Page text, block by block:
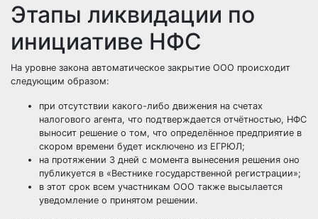
Этапы ликвидации по
инициативе НФС
На уровне закона автоматическое закрытие ООО происходит
следующим образом:
при отсутствии какого-либо движения на счетах
налогового агента, что подтверждается отчётностью, НФС
выносит решение о том, что определённое предприятие в
скором времени будет исключено из ЕГРЮЛ;
на протяжении 3 дней с момента вынесения решения оно
публикуется в «Вестнике государственной регистрации»;
в этот срок всем участникам ООО также высылается
уведомление о принятом решении.